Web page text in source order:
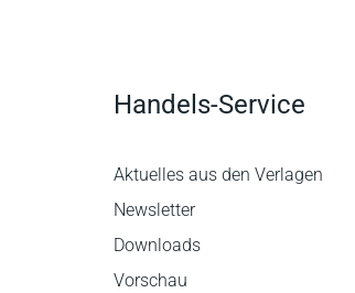
Handels-Service
Aktuelles aus den Verlagen
Newsletter
Downloads
Vorschau